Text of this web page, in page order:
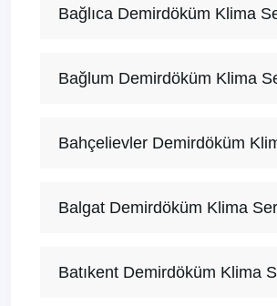
Bağlıca Demirdöküm Klima
Bağlum Demirdöküm Klima
Bahçelievler Demirdöküm
Balgat Demirdöküm Klima
Batıkent Demirdöküm Klima